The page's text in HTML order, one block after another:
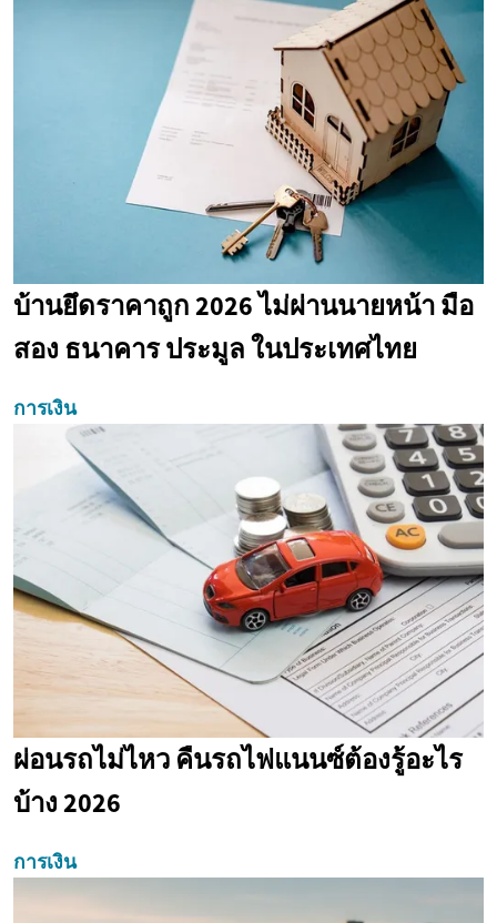
บ้านยึดราคาถูก 2026 ไม่ผ่านนายหน้า มือ
สอง ธนาคาร ประมูล ในประเทศไทย
การเงิน
ผ่อนรถไม่ไหว คืนรถไฟแนนซ์ต้องรู้อะไร
บ้าง 2026
การเงิน